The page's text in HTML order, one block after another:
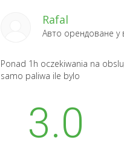
Rafal
Авто орендоване у
Ponad 1h oczekiwania na
samo paliwa ile bylo
3.0